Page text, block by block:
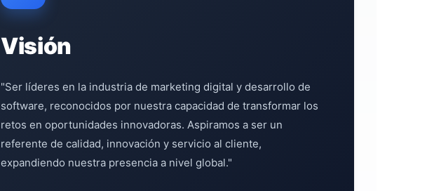
Visión
"Ser líderes en la industria de marketing digital y desarrollo de
software, reconocidos por nuestra capacidad de transformar los
retos en oportunidades innovadoras. Aspiramos a ser un
referente de calidad, innovación y servicio al cliente,
expandiendo nuestra presencia a nivel global."